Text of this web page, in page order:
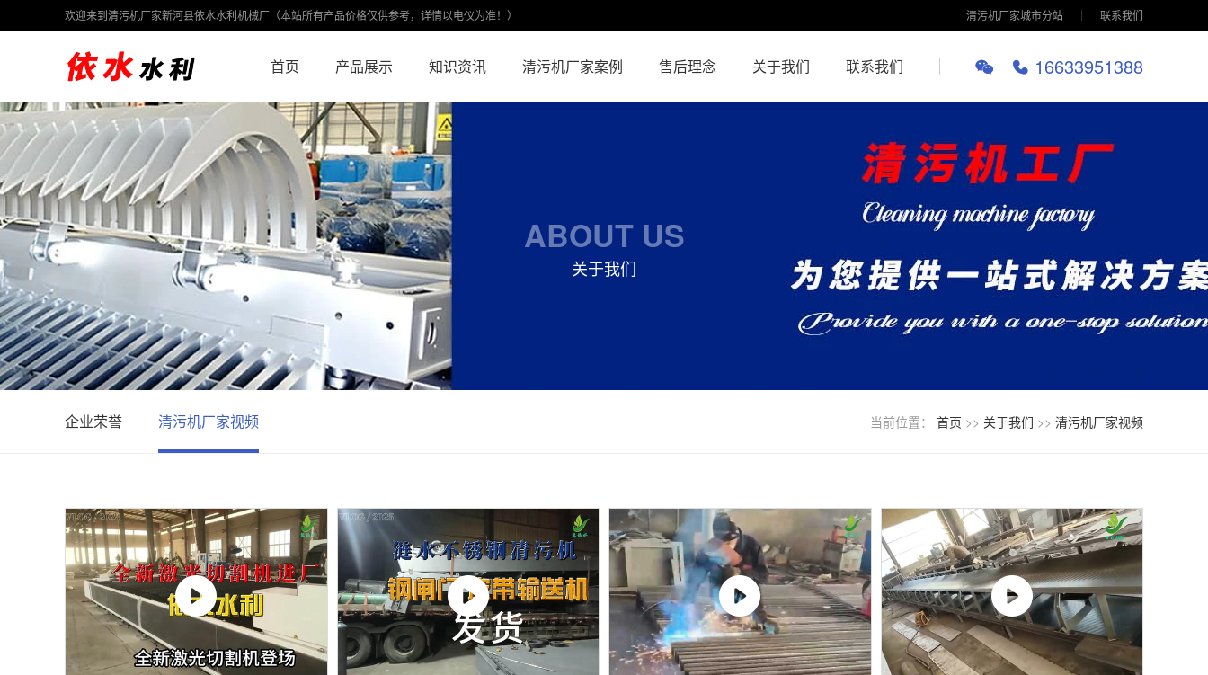
欢迎来到清污机厂家新河县依水水利机械厂（本站所有产品价格仅供参考，详情以电仪为准！） 清污机厂家城市分站 联系我们
16633951388
首页 产品展示 知识资讯 清污机厂家案例 售后理念 关于我们 联系我们
ABOUT US
关于我们
企业荣誉 清污机厂家视频 当前位置： 首页 >> 关于我们 >> 清污机厂家视频